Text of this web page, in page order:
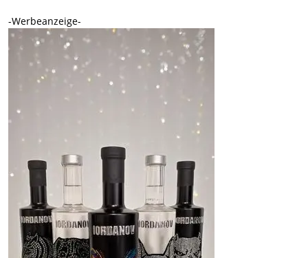
-Werbeanzeige-